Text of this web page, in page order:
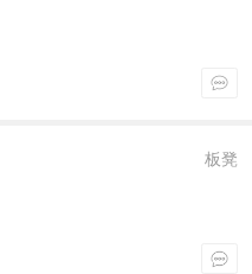
板凳